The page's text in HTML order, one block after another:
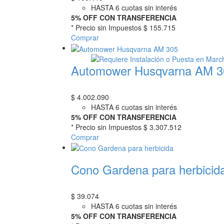
HASTA 6 cuotas sin interés
5% OFF CON TRANSFERENCIA
* Precio sin Impuestos $ 155.715
Comprar
Automower Husqvarna AM
$ 4.002.090
HASTA 6 cuotas sin interés
5% OFF CON TRANSFERENCIA
* Precio sin Impuestos $ 3.307.512
Comprar
Cono Gardena para
$ 39.074
HASTA 6 cuotas sin interés
5% OFF CON TRANSFERENCIA